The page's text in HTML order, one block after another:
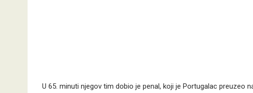
U 65. minuti njegov tim dobio je penal, koji je Portugalac preuzeo